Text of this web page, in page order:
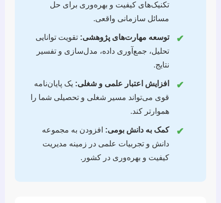
تکنیک‌های کیفیت و بهره‌وری برای حل
مسائل سازمانی واقعی.
✔ توسعه مهارت‌های پژوهشی: تقویت توانایی
تحلیل، جمع‌آوری داده، مدل‌سازی و تفسیر
نتایج.
✔ افزایش اعتبار علمی و شغلی: یک پایان‌نامه
قوی می‌تواند مسیر شغلی و تحصیلی شما را
هموارتر کند.
✔ کمک به دانش بومی: افزودن به مجموعه
دانش و تجربیات علمی در زمینه مدیریت
کیفیت و بهره‌وری در کشور.